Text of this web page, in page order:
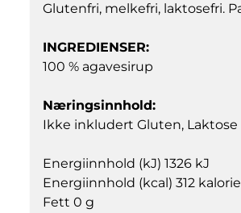
Glutenfri, melkefri, laktosefri.
INGREDIENSER:
100 % agavesirup
Næringsinnhold:
Ikke inkludert Gluten, Laktose
Energiinnhold (kJ) 1326 kJ
Energiinnhold (kcal) 312
Fett 0 g